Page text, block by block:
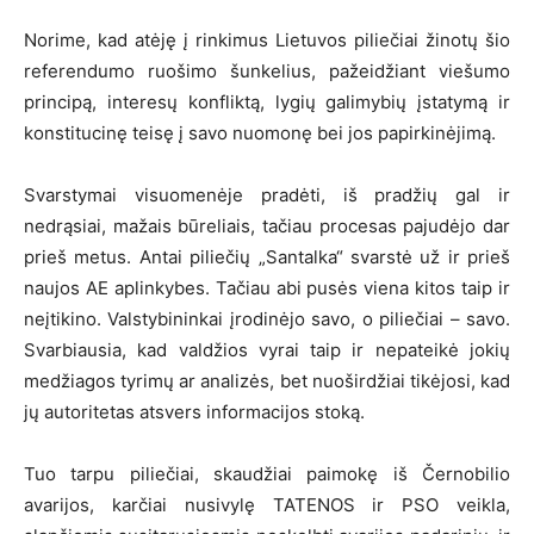
Norime, kad atėję į rinkimus Lietuvos piliečiai žinotų šio
referendumo ruošimo šunkelius, pažeidžiant viešumo
principą, interesų konfliktą, lygių galimybių įstatymą ir
konstitucinę teisę į savo nuomonę bei jos papirkinėjimą.
Svarstymai visuomenėje pradėti, iš pradžių gal ir
nedrąsiai, mažais būreliais, tačiau procesas pajudėjo dar
prieš metus. Antai piliečių „Santalka“ svarstė už ir prieš
naujos AE aplinkybes. Tačiau abi pusės viena kitos taip ir
neįtikino. Valstybininkai įrodinėjo savo, o piliečiai – savo.
Svarbiausia, kad valdžios vyrai taip ir nepateikė jokių
medžiagos tyrimų ar analizės, bet nuoširdžiai tikėjosi, kad
jų autoritetas atsvers informacijos stoką.
Tuo tarpu piliečiai, skaudžiai paimokę iš Černobilio
avarijos, karčiai nusivylę TATENOS ir PSO veikla,